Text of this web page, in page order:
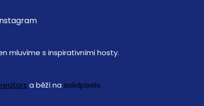
mluvíme s inspirativními hosty.
a běží na solidpixels.